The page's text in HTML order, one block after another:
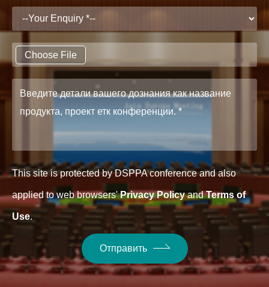
Choose File
This site is protected by DSPPA conference and also
applied to web browsers'Privacy PolicyandTerms of
Use.
Отправить